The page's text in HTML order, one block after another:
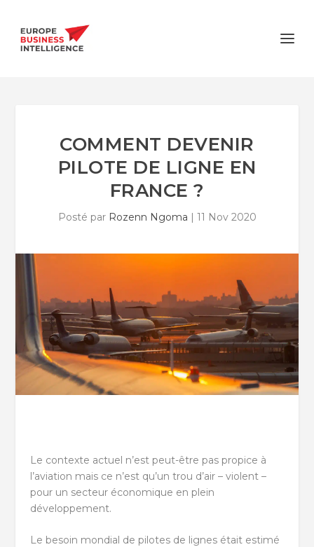
COMMENT DEVENIR
PILOTE DE LIGNE EN
FRANCE ?
Posté par Rozenn Ngoma | 11 Nov 2020
Le contexte actuel n’est peut-être pas propice à
l’aviation mais ce n’est qu’un trou d’air – violent –
pour un secteur économique en plein
développement.
Le besoin mondial de pilotes de lignes était estimé